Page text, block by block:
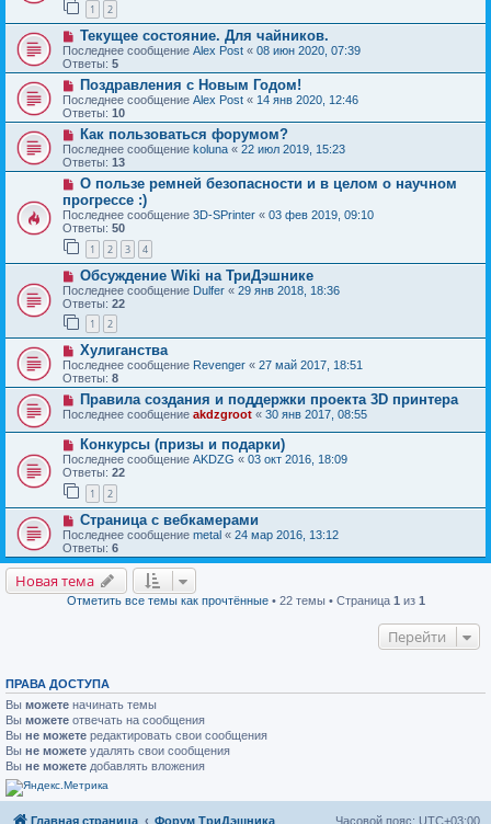
1 2
Текущее состояние. Для чайников.
Последнее сообщение Alex Post « 08 июн 2020, 07:39
Ответы: 5
Поздравления с Новым Годом!
Последнее сообщение Alex Post « 14 янв 2020, 12:46
Ответы: 10
Как пользоваться форумом?
Последнее сообщение koluna « 22 июл 2019, 15:23
Ответы: 13
О пользе ремней безопасности и в целом о научном
прогрессе :)
Последнее сообщение 3D-SPrinter « 03 фев 2019, 09:10
Ответы: 50
1 2 3 4
Обсуждение Wiki на ТриДэшнике
Последнее сообщение Dulfer « 29 янв 2018, 18:36
Ответы: 22
1 2
Хулиганства
Последнее сообщение Revenger « 27 май 2017, 18:51
Ответы: 8
Правила создания и поддержки проекта 3D принтера
Последнее сообщение akdzgroot « 30 янв 2017, 08:55
Конкурсы (призы и подарки)
Последнее сообщение AKDZG « 03 окт 2016, 18:09
Ответы: 22
1 2
Страница с вебкамерами
Последнее сообщение metal « 24 мар 2016, 13:12
Ответы: 6
Новая тема
Отметить все темы как прочтённые• 22 темы • Страница 1 из 1
Перейти
ПРАВА ДОСТУПА
Вы можете начинать темы
Вы можете отвечать на сообщения
Вы не можете редактировать свои сообщения
Вы не можете удалять свои сообщения
Вы не можете добавлять вложения
Главная страница Форум ТриДэшника Часовой пояс: UTC+03:00